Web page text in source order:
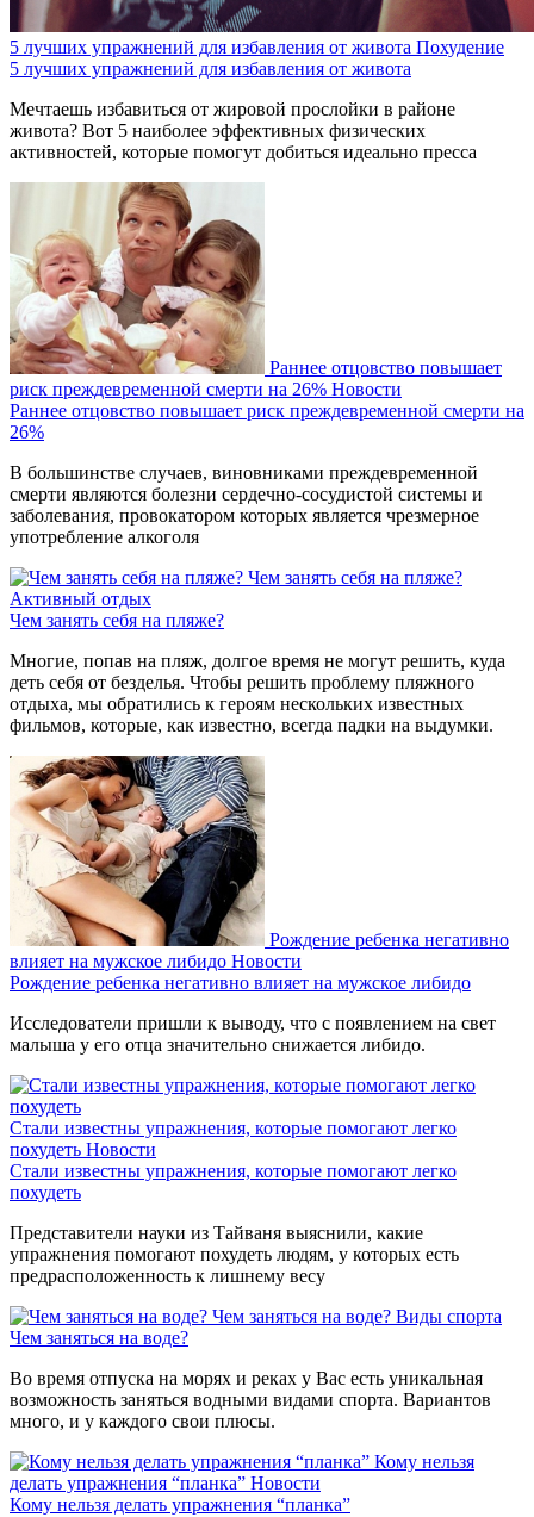
5 лучших упражнений для избавления от живота Похудение
5 лучших упражнений для избавления от живота
Мечтаешь избавиться от жировой прослойки в районе
живота? Вот 5 наиболее эффективных физических
активностей, которые помогут добиться идеально пресса
Раннее отцовство повышает
риск преждевременной смерти на 26% Новости
Раннее отцовство повышает риск преждевременной смерти на
26%
В большинстве случаев, виновниками преждевременной
смерти являются болезни сердечно-сосудистой системы и
заболевания, провокатором которых является чрезмерное
употребление алкоголя
Чем занять себя на пляже?
Активный отдых
Чем занять себя на пляже?
Многие, попав на пляж, долгое время не могут решить, куда
деть себя от безделья. Чтобы решить проблему пляжного
отдыха, мы обратились к героям нескольких известных
фильмов, которые, как известно, всегда падки на выдумки.
Рождение ребенка негативно
влияет на мужское либидо Новости
Рождение ребенка негативно влияет на мужское либидо
Исследователи пришли к выводу, что с появлением на свет
малыша у его отца значительно снижается либидо.
Стали известны упражнения, которые помогают легко
похудеть Новости
Стали известны упражнения, которые помогают легко
похудеть
Представители науки из Тайваня выяснили, какие
упражнения помогают похудеть людям, у которых есть
предрасположенность к лишнему весу
Чем заняться на воде? Виды спорта
Чем заняться на воде?
Во время отпуска на морях и реках у Вас есть уникальная
возможность заняться водными видами спорта. Вариантов
много, и у каждого свои плюсы.
Кому нельзя
делать упражнения “планка” Новости
Кому нельзя делать упражнения “планка”